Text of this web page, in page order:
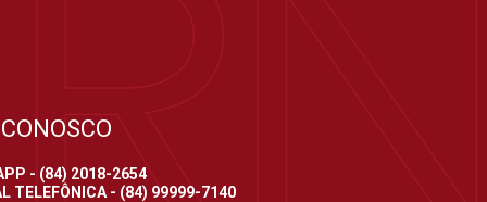
- (84) 2018-2654
TELEFÔNICA - (84) 99999-7140